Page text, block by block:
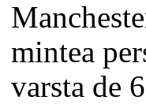
mintea
varsta de